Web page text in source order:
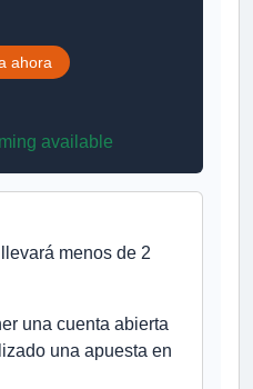
ahora
available
menos de 2
una cuenta abierta
una apuesta en